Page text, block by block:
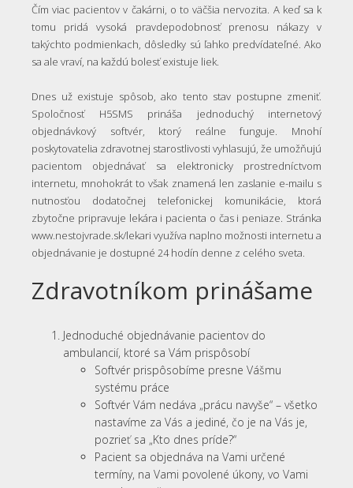
Čím viac pacientov v čakárni, o to väčšia nervozita. A keď sa k
tomu pridá vysoká pravdepodobnosť prenosu nákazy v
takýchto podmienkach, dôsledky sú ľahko predvídateľné. Ako
sa ale vraví, na každú bolesť existuje liek.
Dnes už existuje spôsob, ako tento stav postupne zmeniť.
Spoločnosť H5SMS prináša jednoduchý internetový
objednávkový softvér, ktorý reálne funguje. Mnohí
poskytovatelia zdravotnej starostlivosti vyhlasujú, že umožňujú
pacientom objednávať sa elektronicky prostredníctvom
internetu, mnohokrát to však znamená len zaslanie e-mailu s
nutnosťou dodatočnej telefonickej komunikácie, ktorá
zbytočne pripravuje lekára i pacienta o čas i peniaze. Stránka
www.nestojvrade.sk/lekari využíva naplno možnosti internetu a
objednávanie je dostupné 24 hodín denne z celého sveta.
Zdravotníkom prinášame
Jednoduché objednávanie pacientov do
ambulancií, ktoré sa Vám prispôsobí
Softvér prispôsobíme presne Vášmu
systému práce
Softvér Vám nedáva „prácu navyše“ – všetko
nastavíme za Vás a jediné, čo je na Vás je,
pozrieť sa „Kto dnes príde?“
Pacient sa objednáva na Vami určené
termíny, na Vami povolené úkony, vo Vami